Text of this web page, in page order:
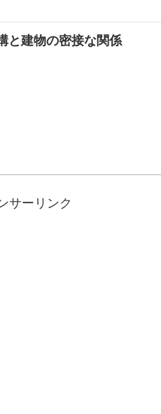
と建物の密接な関係
サーリンク